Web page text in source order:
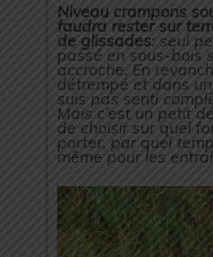
Niveau crampons
faudra rester sur
de glissades: seul
passé en sous-bois
accroche. En
détrempé et dans
suis pas senti
Mais c’est un petit
de choisir sur quel
porter, par quel
même pour les